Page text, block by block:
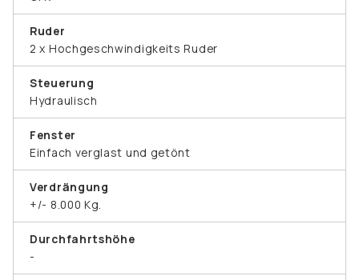
Ruder
2 x Hochgeschwindigkeits Ruder
Steuerung
Hydraulisch
Fenster
Einfach verglast und getönt
Verdrängung
+/- 8.000 Kg.
Durchfahrtshöhe
-